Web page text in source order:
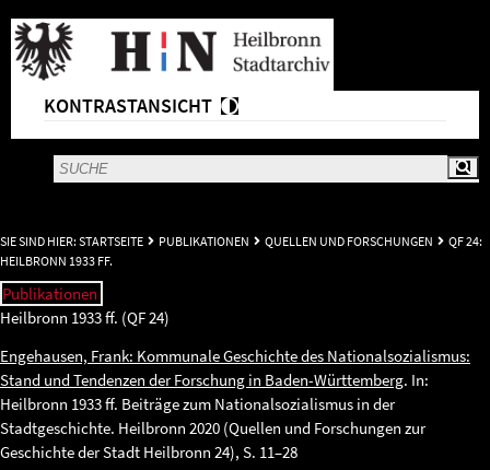
KONTRASTANSICHT
SIE SIND HIER: STARTSEITE PUBLIKATIONEN QUELLEN UND FORSCHUNGEN
QF 24:
HEILBRONN 1933 FF.
Publikationen
Heilbronn 1933 ff. (QF 24)
Engehausen, Frank: Kommunale Geschichte des Nationalsozialismus:
Stand und Tendenzen der Forschung in Baden-Württemberg. In:
Heilbronn 1933 ff. Beiträge zum Nationalsozialismus in der
Stadtgeschichte. Heilbronn 2020 (Quellen und Forschungen zur
Geschichte der Stadt Heilbronn 24), S. 11–28